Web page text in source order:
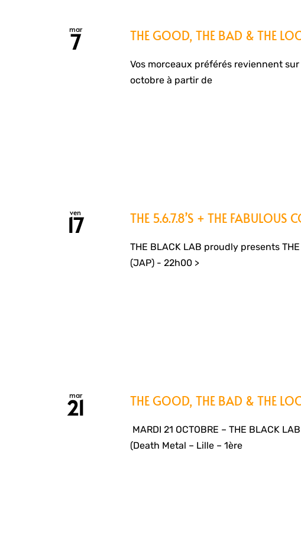
mar
7 THE GOOD, THE BAD & THE
Vos morceaux préférés reviennent
octobre à partir de
ven
17 THE 5.6.7.8’S + THE FABULOUS
THE BLACK LAB proudly presents
(JAP) - 22h00 >
mar
21 THE GOOD, THE BAD & THE
MARDI 21 OCTOBRE – THE BLACK
(Death Metal – Lille – 1ère